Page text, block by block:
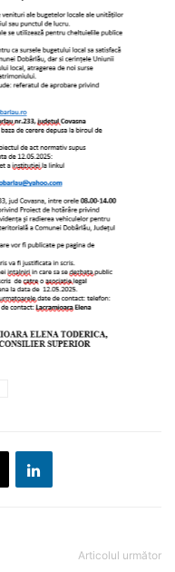
Articolul următor